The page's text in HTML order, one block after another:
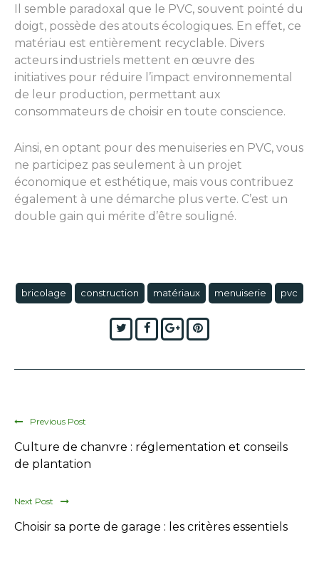
Il semble paradoxal que le PVC, souvent pointé du
doigt, possède des atouts écologiques. En effet, ce
matériau est entièrement recyclable. Divers
acteurs industriels mettent en œuvre des
initiatives pour réduire l’impact environnemental
de leur production, permettant aux
consommateurs de choisir en toute conscience.
Ainsi, en optant pour des menuiseries en PVC, vous
ne participez pas seulement à un projet
économique et esthétique, mais vous contribuez
également à une démarche plus verte. C’est un
double gain qui mérite d’être souligné.
bricolage construction matériaux menuiserie pvc
TwitterFacebook
Google+Pinterest
Previous Post
Culture de chanvre : réglementation et conseils
de plantation
Next Post
Choisir sa porte de garage : les critères essentiels